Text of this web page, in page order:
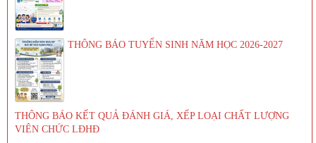
THÔNG BÁO TUYỂN SINH NĂM HỌC 2026-2027
THÔNG BÁO KẾT QUẢ ĐÁNH GIÁ, XẾP LOẠI CHẤT LƯỢNG
VIÊN CHỨC LĐHĐ